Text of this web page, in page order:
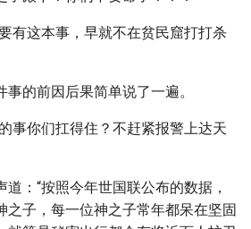
有这本事，早就不在贫民窟打打杀
的前因后果简单说了一遍。
事你们扛得住？不赶紧报警上达天
：“按照今年世国联公布的数据，
之子，每一位神之子常年都呆在坚固